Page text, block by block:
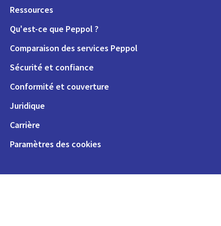
Ressources
Qu'est-ce que Peppol ?
Comparaison des services Peppol
Sécurité et confiance
Conformité et couverture
Juridique
Carrière
Paramètres des cookies